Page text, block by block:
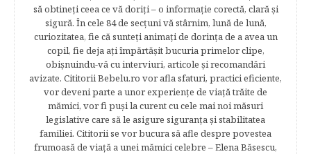
să obtineţi ceea ce vă doriţi – o informaţie corectă, clară şi
sigură. În cele 84 de secțuni vă stârnim, lună de lună,
curiozitatea, fie că sunteţi animaţi de dorinţa de a avea un
copil, fie deja aţi împărtăşit bucuria primelor clipe,
obişnuindu-vă cu interviuri, articole şi recomandări
avizate. Cititorii Bebelu.ro vor afla sfaturi, practici eficiente,
vor deveni parte a unor experienţe de viaţă trăite de
mămici, vor fi puşi la curent cu cele mai noi măsuri
legislative care să le asigure siguranţa şi stabilitatea
familiei. Cititorii se vor bucura să afle despre povestea
frumoasă de viață a unei mămici celebre – Elena Băsescu,